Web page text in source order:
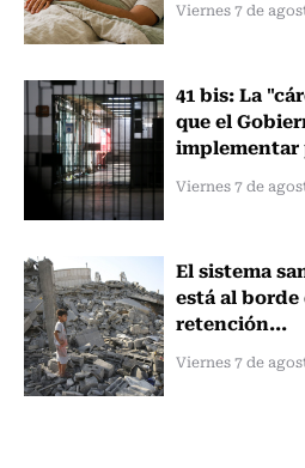
Viernes 7 de
41 bis: La
que el
implementar
Viernes 7 de
El sistema
está al
retención...
Viernes 7 de